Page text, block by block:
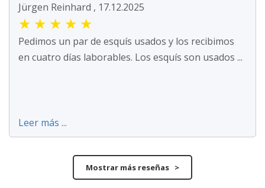
Jürgen Reinhard , 17.12.2025
★ ★ ★ ★ ★
Pedimos un par de esquís usados y los recibimos
en cuatro días laborables. Los esquís son usados ...
Leer más ...
Mostrar más reseñas >